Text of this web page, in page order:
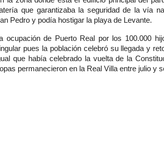
que garantizaba la seguridad de la vía
Pedro y podía hostigar la playa de Levante.
ocupación de Puerto Real por los 100.000
pues la población celebró su llegada y
que había celebrado la vuelta de la
permanecieron en la Real Villa entre julio y